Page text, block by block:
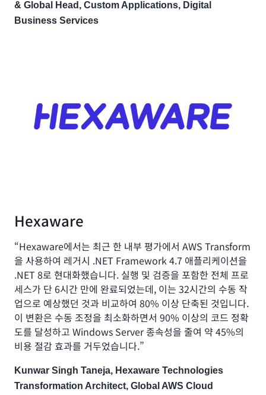
& Global Head, Custom Applications, Digital
Business Services
Hexaware
“Hexaware에서는 최근 한 내부 평가에서 AWS Transform
을 사용하여 레거시 .NET Framework 4.7 애플리케이션을
.NET 8로 현대화했습니다. 실행 및 검증을 포함한 전체 프로
세스가 단 6시간 만에 완료되었는데, 이는 32시간의 수동 작
업으로 예상했던 것과 비교하여 80% 이상 단축된 것입니다.
이 변환은 수동 조정을 최소화하면서 90% 이상의 코드 정확
도를 달성하고 Windows Server 종속성을 줄여 약 45%의
비용 절감 효과를 거두었습니다.”
Kunwar Singh Taneja, Hexaware Technologies
Transformation Architect, Global AWS Cloud